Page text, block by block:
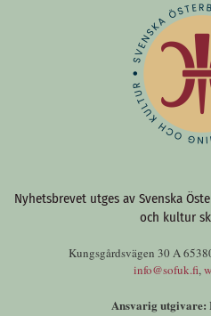
Nyhetsbrevet utges av Svenska
och kultur
Kungsgårdsvägen 30 A
info@sofuk.fi,
Ansvarig utgivare: